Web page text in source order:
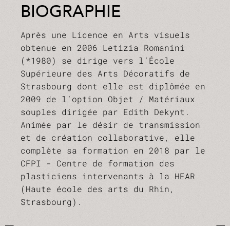
BIOGRAPHIE
Après une Licence en Arts visuels
obtenue en 2006 Letizia Romanini
(*1980) se dirige vers l’École
Supérieure des Arts Décoratifs de
Strasbourg dont elle est diplômée en
2009 de l’option Objet / Matériaux
souples dirigée par Edith Dekynt.
Animée par le désir de transmission
et de création collaborative, elle
complète sa formation en 2018 par le
CFPI - Centre de formation des
plasticiens intervenants à la HEAR
(Haute école des arts du Rhin,
Strasbourg).